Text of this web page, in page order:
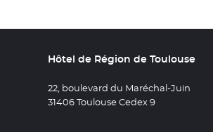
Hôtel de Région de Toulouse
22, boulevard du Maréchal-Juin
31406 Toulouse Cedex 9